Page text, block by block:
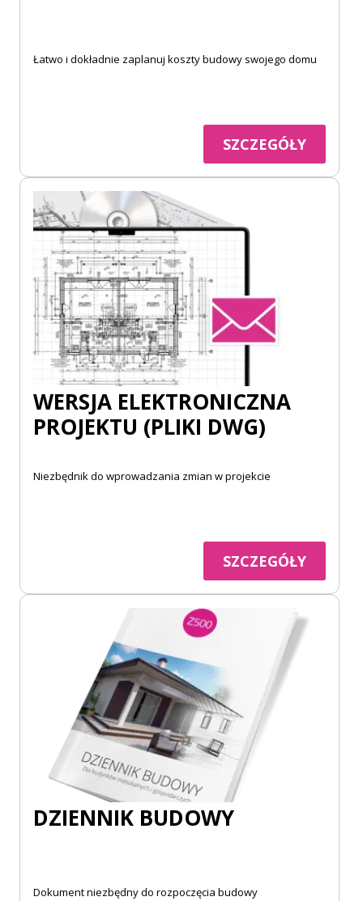
Łatwo i dokładnie zaplanuj koszty budowy swojego domu
SZCZEGÓŁY
WERSJA ELEKTRONICZNA
PROJEKTU (PLIKI DWG)
Niezbędnik do wprowadzania zmian w projekcie
SZCZEGÓŁY
DZIENNIK BUDOWY
Dokument niezbędny do rozpoczęcia budowy